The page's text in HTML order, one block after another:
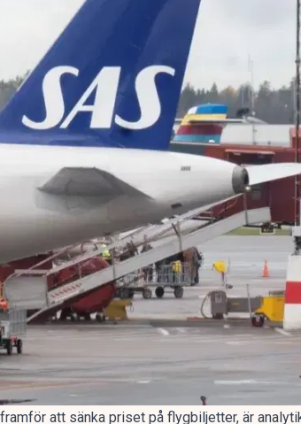
att sänka priset på flygbiljetter, är